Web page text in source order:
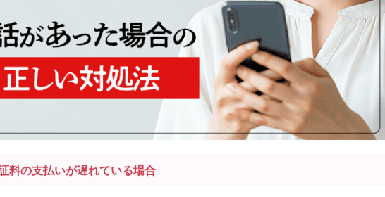
料の支払いが遅れている場合